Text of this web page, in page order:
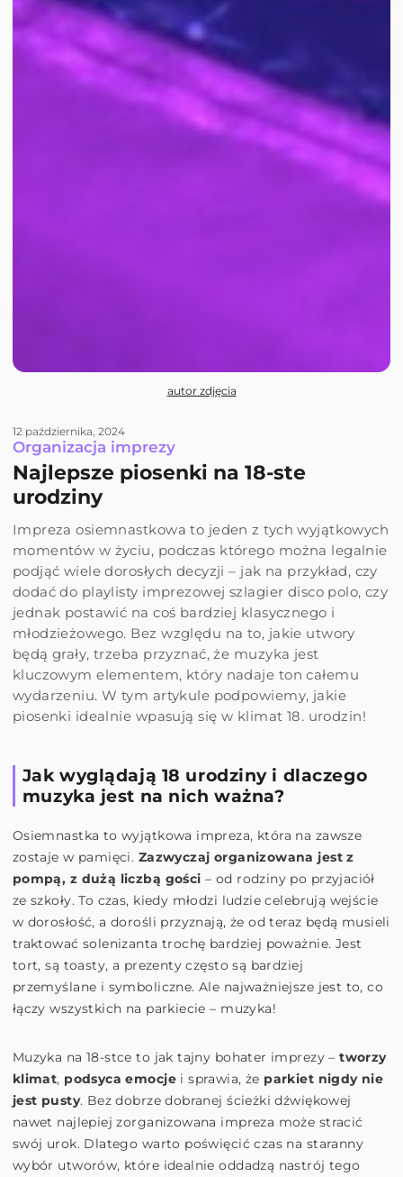
autor zdjęcia
Organizacja imprezy
12 października, 2024
Najlepsze piosenki na 18-ste
urodziny
Impreza osiemnastkowa to jeden z tych wyjątkowych
momentów w życiu, podczas którego można legalnie
podjąć wiele dorosłych decyzji – jak na przykład, czy
dodać do playlisty imprezowej szlagier disco polo, czy
jednak postawić na coś bardziej klasycznego i
młodzieżowego. Bez względu na to, jakie utwory
będą grały, trzeba przyznać, że muzyka jest
kluczowym elementem, który nadaje ton całemu
wydarzeniu. W tym artykule podpowiemy, jakie
piosenki idealnie wpasują się w klimat 18. urodzin!
Jak wyglądają 18 urodziny i dlaczego
muzyka jest na nich ważna?
Osiemnastka to wyjątkowa impreza, która na zawsze
zostaje w pamięci. Zazwyczaj organizowana jest z
pompą, z dużą liczbą gości – od rodziny po przyjaciół
ze szkoły. To czas, kiedy młodzi ludzie celebrują wejście
w dorosłość, a dorośli przyznają, że od teraz będą musieli
traktować solenizanta trochę bardziej poważnie. Jest
tort, są toasty, a prezenty często są bardziej
przemyślane i symboliczne. Ale najważniejsze jest to, co
łączy wszystkich na parkiecie – muzyka!
Muzyka na 18-stce to jak tajny bohater imprezy –tworzy
klimat, podsyca emocje i sprawia, że parkiet nigdy nie
jest pusty. Bez dobrze dobranej ścieżki dźwiękowej
nawet najlepiej zorganizowana impreza może stracić
swój urok. Dlatego warto poświęcić czas na staranny
wybór utworów, które idealnie oddadzą nastrój tego